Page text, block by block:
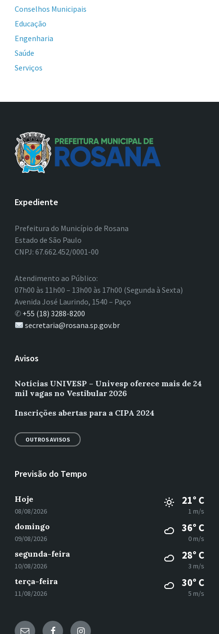
Conselhos Municipais
Educação
Engenharia
Saúde
Serviços
Expediente
Prefeitura do Município de Rosana
Estado de São Paulo
CNPJ: 67.662.452/0001-00
Atendimento ao Público:
07h00 às 11h00 – 13h00 às 17h00 (Segunda à Sexta)
Avenida José Laurindo, 1540 – Paço
✆ +55 (18) 3288-8200
secretaria@rosana.sp.gov.br
Avisos
Notícias UNIVESP – Univesp oferece mais de 24
mil vagas no Vestibular 2026
Inscrições abertas para a CIPA 2024
OUTROS AVISOS
Previsão do Tempo
Hoje
08/08/2026
21° C
1 m/s
domingo
09/08/2026
36° C
0 m/s
segunda-feira
10/08/2026
28° C
3 m/s
terça-feira
11/08/2026
30° C
5 m/s
E- FacebookInstagram